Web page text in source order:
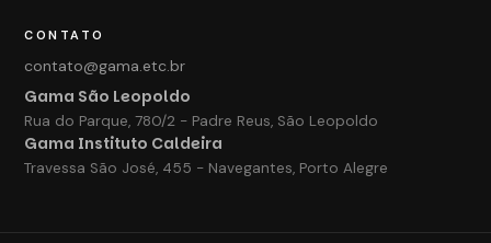
CONTATO
contato@gama.etc.br
Gama São Leopoldo
Rua do Parque, 780/2 - Padre Reus, São Leopoldo
Gama Instituto Caldeira
Travessa São José, 455 - Navegantes, Porto Alegre